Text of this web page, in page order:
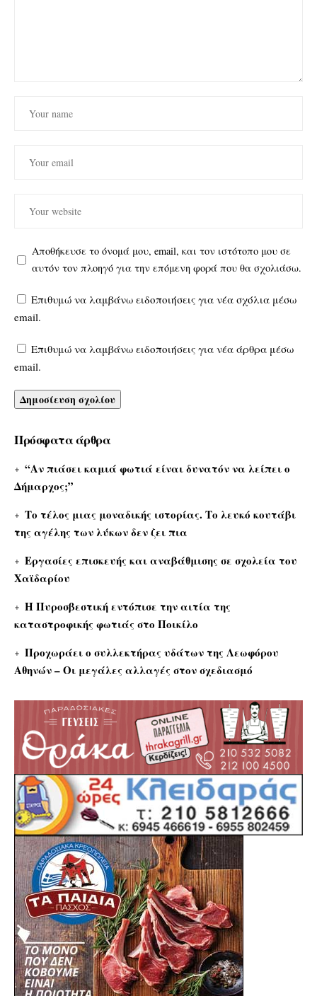
Αποθήκευσε το όνομά μου, email, και τον ιστότοπο μου σε
αυτόν τον πλοηγό για την επόμενη φορά που θα σχολιάσω.
Επιθυμώ να λαμβάνω ειδοποιήσεις για νέα σχόλια μέσω
email.
Επιθυμώ να λαμβάνω ειδοποιήσεις για νέα άρθρα μέσω
email.
Πρόσφατα άρθρα
“Αν πιάσει καμιά φωτιά είναι δυνατόν να λείπει ο
Δήμαρχος;”
Το τέλος μιας μοναδικής ιστορίας. Το λευκό κουτάβι
της αγέλης των λύκων δεν ζει πια
Εργασίες επισκευής και αναβάθμισης σε σχολεία του
Χαϊδαρίου
Η Πυροσβεστική εντόπισε την αιτία της
καταστροφικής φωτιάς στο Ποικίλο
Προχωράει ο συλλεκτήρας υδάτων της Λεωφόρου
Αθηνών – Οι μεγάλες αλλαγές στον σχεδιασμό